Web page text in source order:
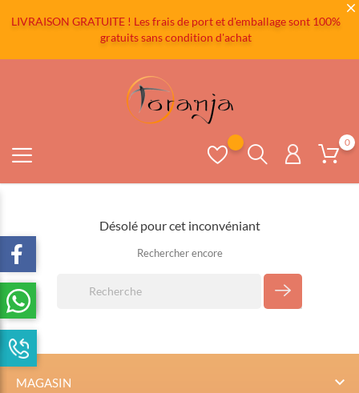
LIVRAISON GRATUITE ! Les frais de port et d'emballage sont 100%
gratuits sans condition d'achat
0
Désolé pour cet inconvéniant
Rechercher encore
MAGASIN 